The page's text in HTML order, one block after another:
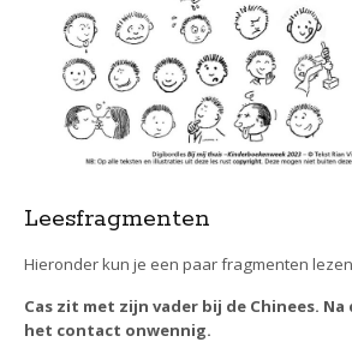
Leesfragmenten
Hieronder kun je een paar fragmenten
Cas zit met zijn vader bij de Chinees.
het contact onwennig.